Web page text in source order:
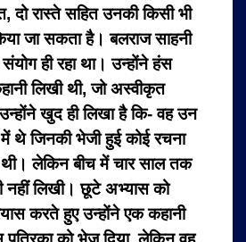
दो रास्ते सहित उनकी किसी भी
जा सकता है। बलराज साहनी
ही रहा था। उन्होंने हंस
लिखी थी, जो अस्वीकृत
खुद ही लिखा है कि- वह उन
थे जिनकी भेजी हुई कोई रचना
लेकिन बीच में चार साल तक
नहीं लिखी। छूटे अभ्यास को
करते हुए उन्होंने एक कहानी